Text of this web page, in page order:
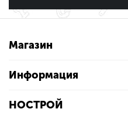
Магазин
Информация
НОСТРОЙ